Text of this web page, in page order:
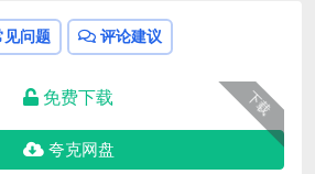
见问题 评论建议
下载
免费下载
夸克网盘